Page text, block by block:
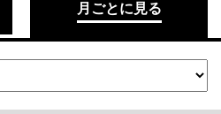
月ごとに見る